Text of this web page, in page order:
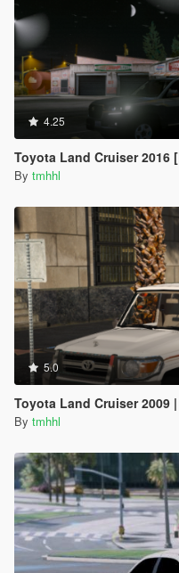
4.25
Toyota Land Cruiser 2016
By tmhhl
5.0
Toyota Land Cruiser 2009
By tmhhl